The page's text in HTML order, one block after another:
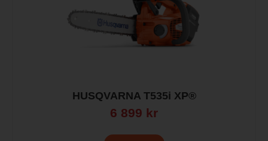
HUSQVARNA T535i XP®
6 899 kr